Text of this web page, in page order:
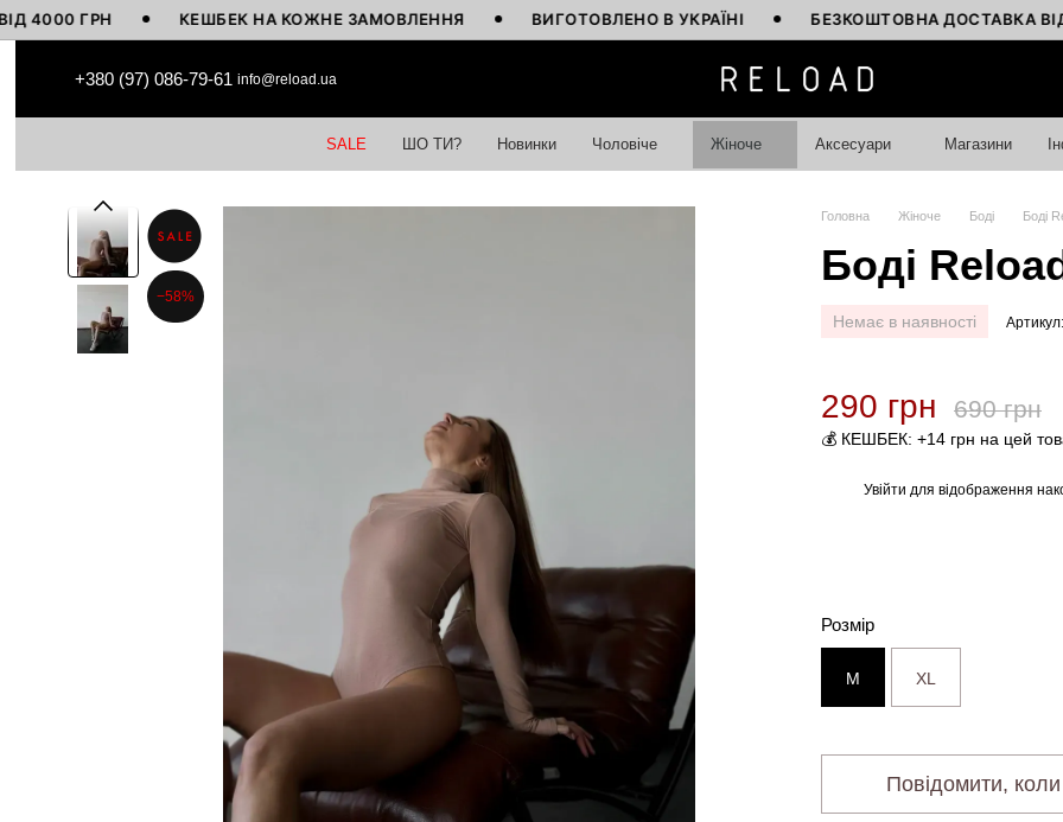
ГРН КЕШБЕК НА КОЖНЕ ЗАМОВЛЕННЯ ВИГОТОВЛЕНО В УКРАЇНІ БЕЗКОШТОВНА ДОСТАВКА ВІД
+380 (97) 086-79-61 info@reload.ua
SALE ШО ТИ? Новинки Чоловіче Жіноче Аксесуари Магазини
−58%
Головна Жіноче Боді Боді
Боді
Немає в наявності
290 грн 690 грн
💰 КЕШБЕК: +14 грн на цей
Увійти для відображення
Розмір
M XL
Повідомити, коли